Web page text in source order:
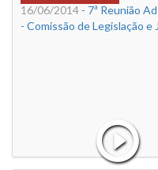
16/06/2014 - 7ª Reunião
- Comissão de Legislação e